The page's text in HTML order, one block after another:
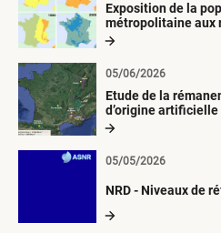
Exposition de la
métropolitaine aux
radioactives depuis
Etude de la
d’origine artificielle
05/06/2026
NRD - Niveaux de
05/05/2026